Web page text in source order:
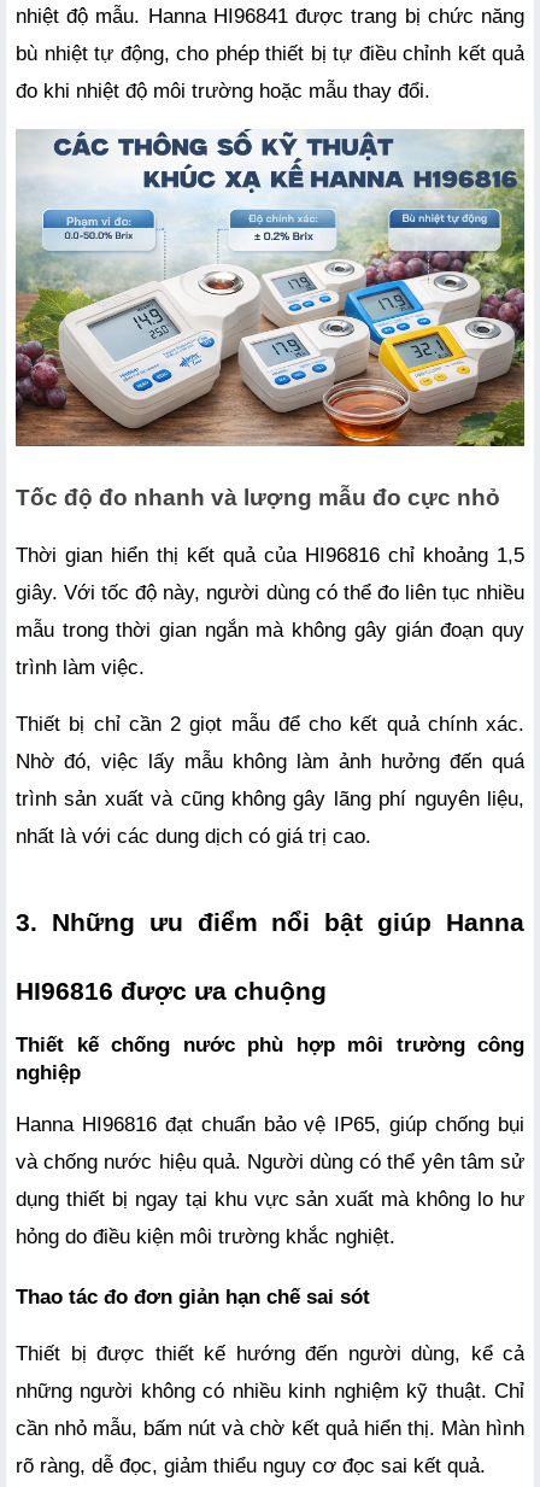
nhiệt độ mẫu. Hanna HI96841 được trang bị chức năng
bù nhiệt tự động, cho phép thiết bị tự điều chỉnh kết quả
đo khi nhiệt độ môi trường hoặc mẫu thay đổi.
Tốc độ đo nhanh và lượng mẫu đo cực nhỏ
Thời gian hiển thị kết quả của HI96816 chỉ khoảng 1,5
giây. Với tốc độ này, người dùng có thể đo liên tục nhiều
mẫu trong thời gian ngắn mà không gây gián đoạn quy
trình làm việc.
Thiết bị chỉ cần 2 giọt mẫu để cho kết quả chính xác.
Nhờ đó, việc lấy mẫu không làm ảnh hưởng đến quá
trình sản xuất và cũng không gây lãng phí nguyên liệu,
nhất là với các dung dịch có giá trị cao.
3. Những ưu điểm nổi bật giúp Hanna
HI96816 được ưa chuộng
Thiết kế chống nước phù hợp môi trường công
nghiệp
Hanna HI96816 đạt chuẩn bảo vệ IP65, giúp chống bụi
và chống nước hiệu quả. Người dùng có thể yên tâm sử
dụng thiết bị ngay tại khu vực sản xuất mà không lo hư
hỏng do điều kiện môi trường khắc nghiệt.
Thao tác đo đơn giản hạn chế sai sót
Thiết bị được thiết kế hướng đến người dùng, kể cả
những người không có nhiều kinh nghiệm kỹ thuật. Chỉ
cần nhỏ mẫu, bấm nút và chờ kết quả hiển thị. Màn hình
rõ ràng, dễ đọc, giảm thiểu nguy cơ đọc sai kết quả.